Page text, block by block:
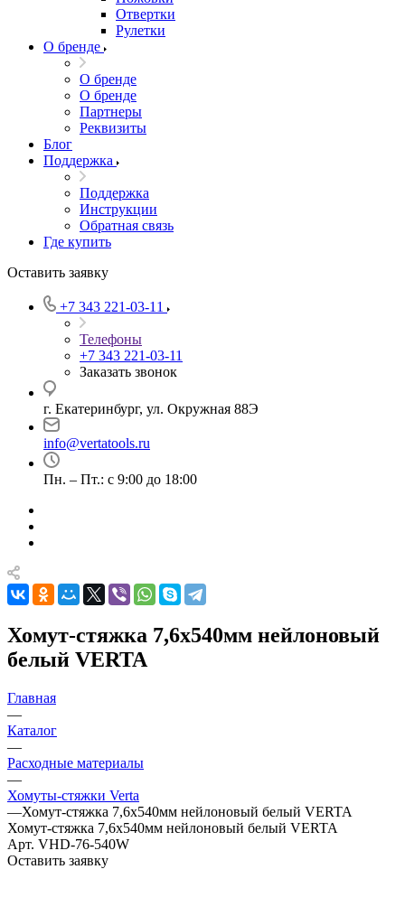
Отвертки
Рулетки
О бренде
О бренде
О бренде
Партнеры
Реквизиты
Блог
Поддержка
Поддержка
Инструкции
Обратная связь
Где купить
Оставить заявку
+7 343 221-03-11
Телефоны
+7 343 221-03-11
Заказать звонок
г. Екатеринбург, ул. Окружная 88Э
info@vertatools.ru
Пн. – Пт.: с 9:00 до 18:00
Хомут-стяжка 7,6х540мм нейлоновый
белый VERTA
Главная
—
Каталог
—
Расходные материалы
—
Хомуты-стяжки Verta
—Хомут-стяжка 7,6х540мм нейлоновый белый VERTA
Хомут-стяжка 7,6х540мм нейлоновый белый VERTA
Арт. VHD-76-540W
Оставить заявку